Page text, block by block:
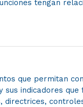
tengan
que permitan
sus indicadores
directrices,